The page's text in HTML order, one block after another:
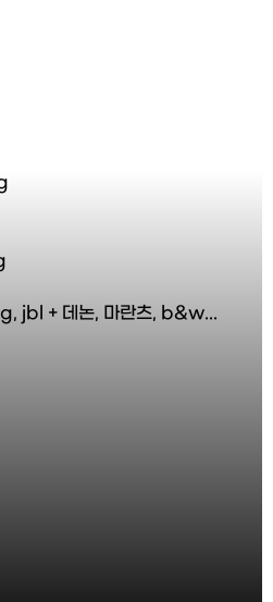
jbl + 데논, 마란츠, b&w...